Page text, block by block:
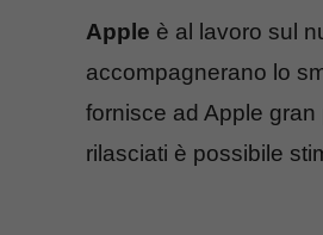
Apple è al lavoro sul
accompagnerano lo
fornisce ad Apple
rilasciati è possibile